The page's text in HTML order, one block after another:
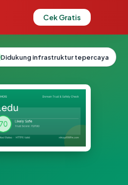
Cek Gratis
Didukung infrastruktur tepercaya